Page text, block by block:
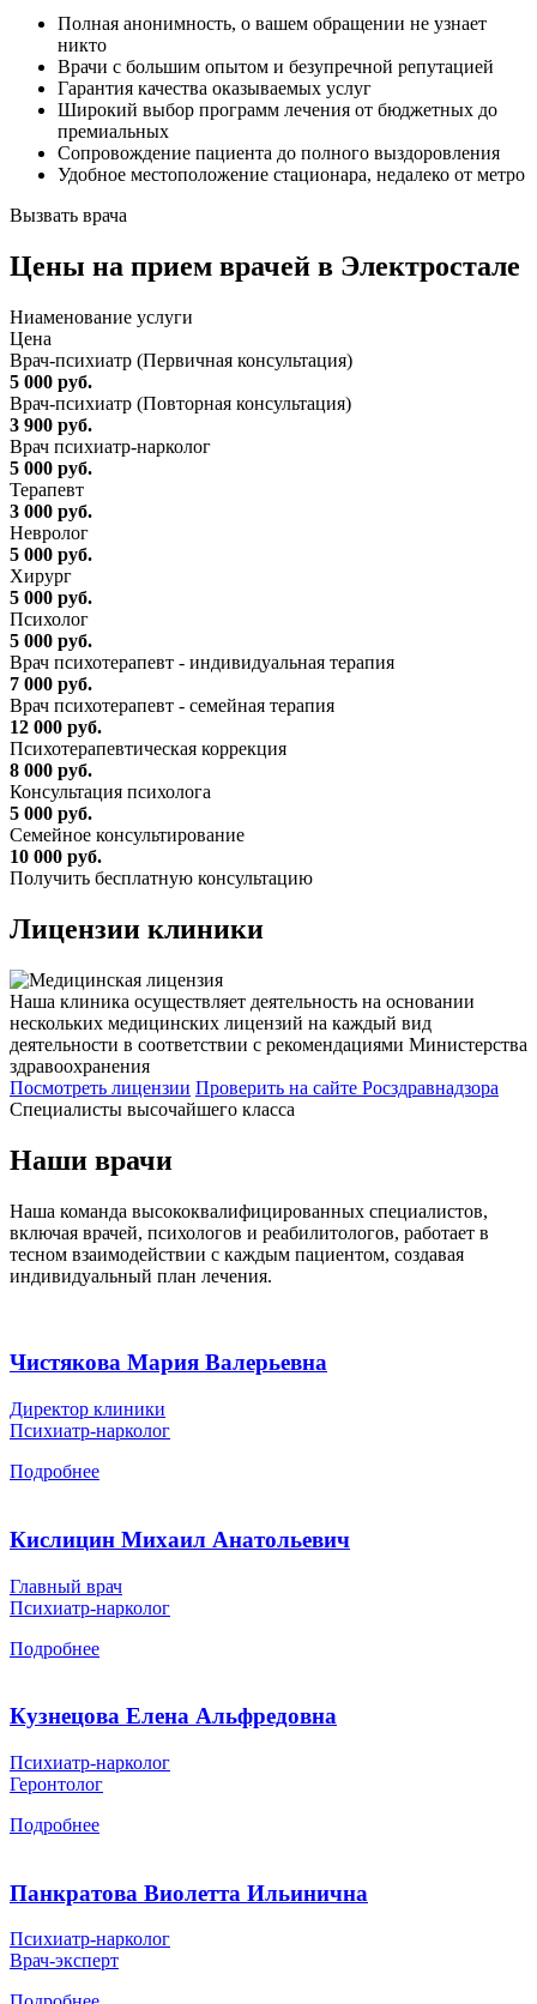
Полная анонимность, о вашем обращении не узнает
никто
Врачи с большим опытом и безупречной репутацией
Гарантия качества оказываемых услуг
Широкий выбор программ лечения от бюджетных до
премиальных
Сопровождение пациента до полного выздоровления
Удобное местоположение стационара, недалеко от метро
Вызвать врача
Цены на прием врачей в Электростале
Ниaменование услуги
Цена
Врач-психиатр (Первичная консультация)
5 000 руб.
Врач-психиатр (Повторная консультация)
3 900 руб.
Врач психиатр-нарколог
5 000 руб.
Терапевт
3 000 руб.
Невролог
5 000 руб.
Хирург
5 000 руб.
Психолог
5 000 руб.
Врач психотерапевт - индивидуальная терапия
7 000 руб.
Врач психотерапевт - семейная терапия
12 000 руб.
Психотерапевтическая коррекция
8 000 руб.
Консультация психолога
5 000 руб.
Семейное консультирование
10 000 руб.
Получить бесплатную консультацию
Лицензии клиники
Наша клиника осуществляет деятельность на основании
нескольких медицинских лицензий на каждый вид
деятельности в соответствии с рекомендациями Министерства
здравоохранения
Посмотреть лицензии Проверить на сайте Росздравнадзора
Специалисты высочайшего класса
Наши врачи
Наша команда высококвалифицированных специалистов,
включая врачей, психологов и реабилитологов, работает в
тесном взаимодействии с каждым пациентом, создавая
индивидуальный план лечения.
Чистякова Мария Валерьевна
Директор клиники
Психиатр-нарколог
Подробнее
Кислицин Михаил Анатольевич
Главный врач
Психиатр-нарколог
Подробнее
Кузнецова Елена Альфредовна
Психиатр-нарколог
Геронтолог
Подробнее
Панкратова Виолетта Ильинична
Психиатр-нарколог
Врач-эксперт